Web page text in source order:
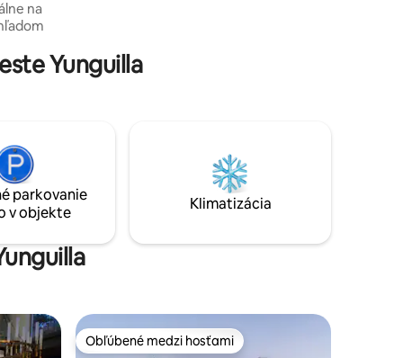
kde
a
Yunguilla
parkovanie
v objekte
Klimatizácia
Obľúbené medzi hosťami
Obľúbené medzi hosťami